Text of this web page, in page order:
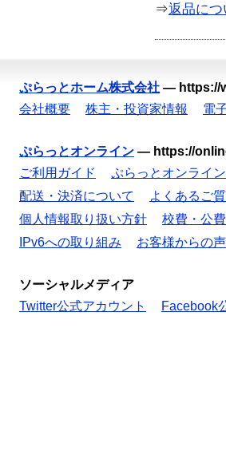
⇒返品につ
ぷらっとホーム株式会社 — https://
会社概要
株主・投資家情報 電
ぷらっとオンライン — https://
ご利用ガイド
ぷらっとオンライ
配送・決済について
よくあるご
個人情報取り扱い方針
校費・公
IPv6への取り組み
お客様からの声
ソーシャルメディア
Twitter公式アカウント
Facebook